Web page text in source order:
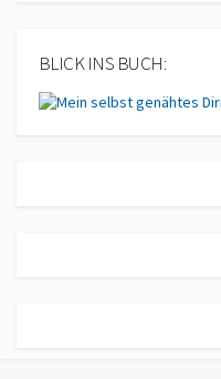
BLICK INS BUCH: